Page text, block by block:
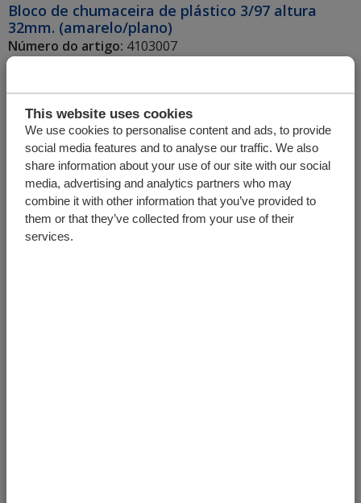
This website uses cookies
We use cookies to personalise content and ads, to provide
social media features and to analyse our traffic. We also
share information about your use of our site with our social
media, advertising and analytics partners who may
combine it with other information that you’ve provided to
them or that they’ve collected from your use of their
services.
Bloco de chumaceira de plástico 3/97 altura
32mm. (amarelo/plano)
Número do artigo: 4103007
+